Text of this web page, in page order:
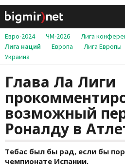
Евро-2024 ЧМ-2026 Лига
Лига наций
Европа Лига Европы
Украина
Глава Ла Лиги
возможный
Роналду в
Тебас был бы рад, если бы
чемпионате Испании.